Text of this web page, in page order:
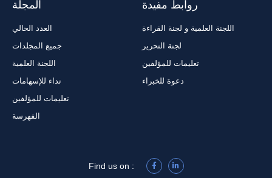
المجلة
العدد الحالي
جميع المجلدات
اللجنة العلمية
نداء للإسهامات
تعليمات للمؤلفين
الفهرسة
روابط مفيدة
اللجنة العلمية و لجنة القراءة
لجنة التحرير
تعليمات للمؤلفين
دعوة للخبراء
Find us on :